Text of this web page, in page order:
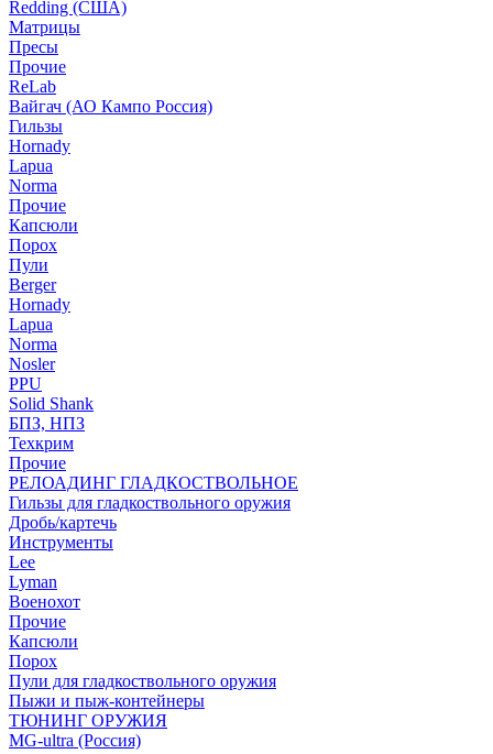
Redding (США)
Матрицы
Пресы
Прочие
ReLab
Вайгач (АО Кампо Россия)
Гильзы
Hornady
Lapua
Norma
Прочие
Капсюли
Порох
Пули
Berger
Hornady
Lapua
Norma
Nosler
PPU
Solid Shank
БПЗ, НПЗ
Техкрим
Прочие
РЕЛОАДИНГ ГЛАДКОСТВОЛЬНОЕ
Гильзы для гладкоствольного оружия
Дробь/картечь
Инструменты
Lee
Lyman
Военохот
Прочие
Капсюли
Порох
Пули для гладкоствольного оружия
Пыжи и пыж-контейнеры
ТЮНИНГ ОРУЖИЯ
MG-ultra (Россия)